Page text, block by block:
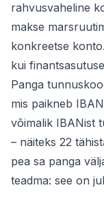
rahvusvaheline
makse
konkreetse
kui
Panga
mis paikneb
võimalik IBANist
– näiteks 22
pea sa panga
teadma: see on